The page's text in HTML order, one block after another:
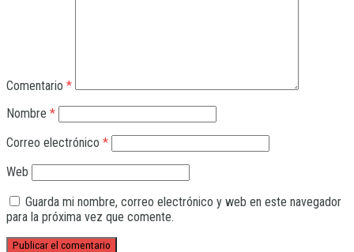
Comentario *
Nombre *
Correo electrónico *
Web
Guarda mi nombre, correo electrónico y web en este navegador
para la próxima vez que comente.